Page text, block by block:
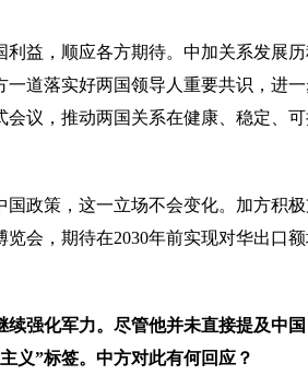
益，顺应各方期待。中加关系发展
道落实好两国领导人重要共识，进
议，推动两国关系在健康、稳定、
政策，这一立场不会变化。加方积
会，期待在2030年前实现对华出口
强化军力。尽管他并未直接提及中
义”标签。中方对此有何回应？